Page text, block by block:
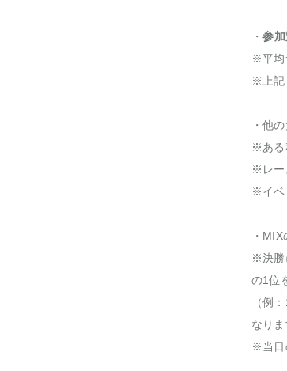
・参
※平均
※上記
・他
※ある
※レー
※イベ
・
※決勝
の1位
（例
なりま
※当日